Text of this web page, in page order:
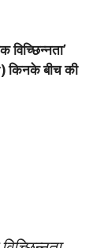
विच्छिन्नता’
बीच की